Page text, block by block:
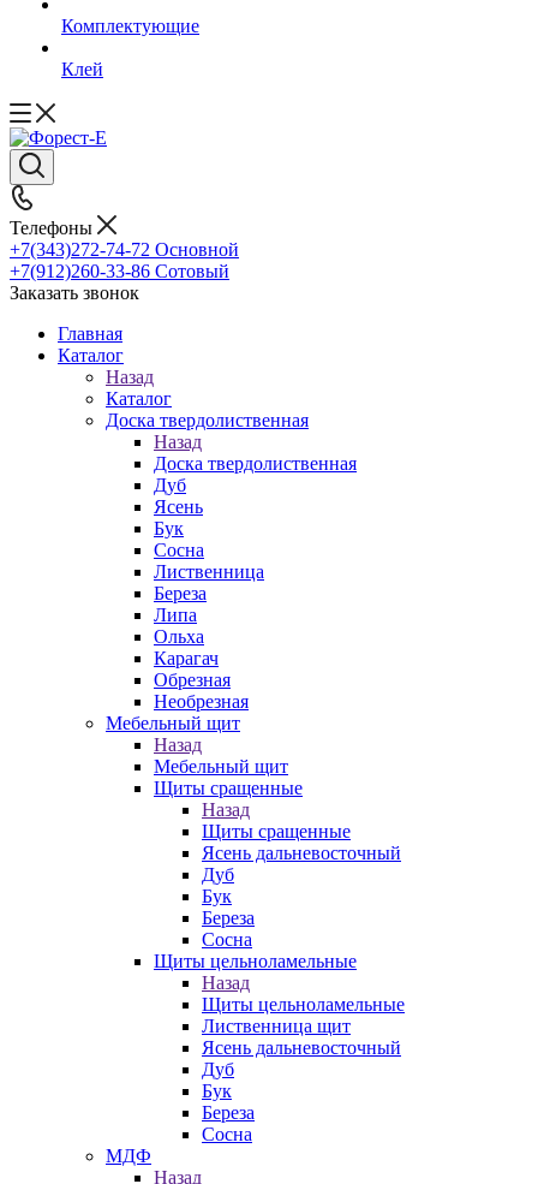
Комплектующие
Клей
Телефоны
+7(343)272-74-72 Основной
+7(912)260-33-86 Сотовый
Заказать звонок
Главная
Каталог
Назад
Каталог
Доска твердолиственная
Назад
Доска твердолиственная
Дуб
Ясень
Бук
Сосна
Лиственница
Береза
Липа
Ольха
Карагач
Обрезная
Необрезная
Мебельный щит
Назад
Мебельный щит
Щиты сращенные
Назад
Щиты сращенные
Ясень дальневосточный
Дуб
Бук
Береза
Сосна
Щиты цельноламельные
Назад
Щиты цельноламельные
Лиственница щит
Ясень дальневосточный
Дуб
Бук
Береза
Сосна
МДФ
Назад